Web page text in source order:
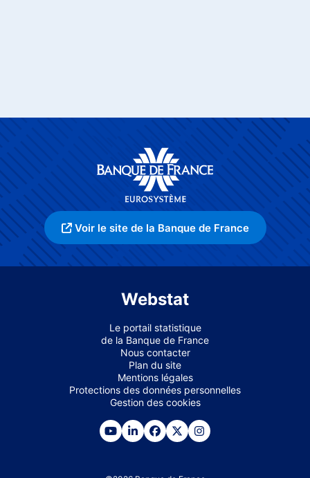
Voir le site de la Banque de France
Webstat
Le portail statistique
de la Banque de France
Nous contacter
Plan du site
Mentions légales
Protections des données personnelles
Gestion des cookies